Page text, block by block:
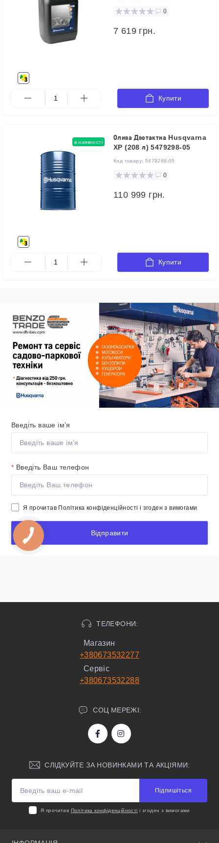
0
7 619 грн.
Купити
в наявності
Олива Двотактна Husqvarna
XP (208 л) 5479298-05
Код товару: 5479298-05
0
110 999 грн.
Купити
Введіть ваше ім’я
* Введіть Ваш телефон
Я прочитав Політика конфіденційності і згоден з вимогами
Відправити
ТЕЛЕФОНИ:
Магазин
+380673532277
Сервіс
+380673532288
СОЦ МЕРЕЖІ:
СЛІДКУЙТЕ ЗА НОВИНКАМИ ТА АКЦІЯМИ:
Підпишіться
Я прочитав Політика конфіденційності і згоден з вимогами